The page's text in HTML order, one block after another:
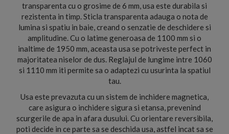
transparenta cu o grosime de 6 mm, usa este durabila si
rezistenta in timp. Sticla transparenta adauga o nota de
lumina si spatiu in baie, creand o senzatie de deschidere si
amplitudine. Cu o latime generoasa de 1100 mm si o
inaltime de 1950 mm, aceasta usa se potriveste perfect in
majoritatea niselor de dus. Reglajul de lungime intre 1060
si 1110 mm iti permite sa o adaptezi cu usurinta la spatiul
tau.
Usa este prevazuta cu un sistem de inchidere magnetica,
care asigura o inchidere sigura si etansa, prevenind
scurgerile de apa in afara dusului. Cu orientare reversibila,
poti decide in ce parte sa se deschida usa, astfel incat sa se